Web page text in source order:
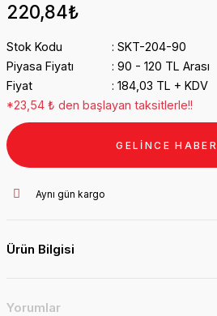
220,84₺
Stok Kodu
SKT-204-90
Piyasa Fiyatı
90 - 120 TL Arası
Fiyat
184,03 TL + KDV
*23,54 ₺ den başlayan taksitlerle!!
GELİNCE
Aynı gün kargo
Ürün Bilgisi
Yorumlar